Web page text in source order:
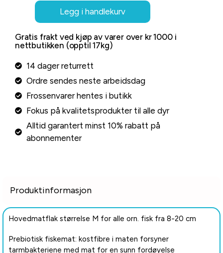
Legg i handlekurv
Gratis frakt ved kjøp av varer over kr 1000 i
nettbutikken (opptil 17kg)
14 dager returrett
Ordre sendes neste arbeidsdag
Frossenvarer hentes i butikk
Fokus på kvalitetsprodukter til alle dyr
Alltid garantert minst 10% rabatt på
abonnementer
Produktinformasjon
Hovedmatflak størrelse M for alle orn. fisk fra 8-20 cm
Prebiotisk fiskemat: kostfibre i maten forsyner
tarmbakteriene med mat for en sunn fordøyelse